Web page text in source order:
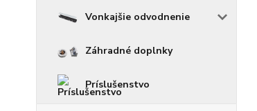
Vonkajšie odvodnenie
Záhradné doplnky
Príslušenstvo